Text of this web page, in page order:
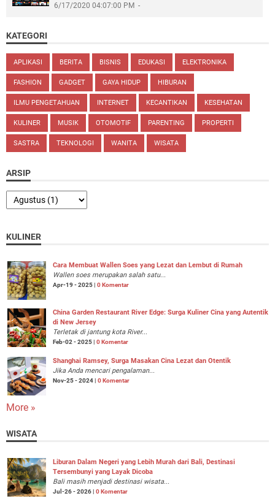
6/17/2020 04:07:00 PM
KATEGORI
APLIKASI BERITA BISNIS EDUKASI ELEKTRONIKA
FASHION GADGET GAYA HIDUP HIBURAN
ILMU PENGETAHUAN INTERNET KECANTIKAN KESEHATAN
KULINER MUSIK OTOMOTIF PARENTING PROPERTI
SASTRA TEKNOLOGI WANITA WISATA
ARSIP
KULINER
Cara Membuat Wallen Soes yang Lezat dan Lembut di Rumah
Wallen soes merupakan salah satu...
Apr-19 - 2025 | 0 Komentar
China Garden Restaurant River Edge: Surga Kuliner Cina yang Autentik
di New Jersey
Terletak di jantung kota River...
Feb-02 - 2025 | 0 Komentar
Shanghai Ramsey, Surga Masakan Cina Lezat dan Otentik
Jika Anda mencari pengalaman...
Nov-25 - 2024 | 0 Komentar
More »
WISATA
Liburan Dalam Negeri yang Lebih Murah dari Bali, Destinasi
Tersembunyi yang Layak Dicoba
Bali masih menjadi destinasi wisata...
Jul-26 - 2026 | 0 Komentar